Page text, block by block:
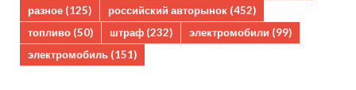
разное (125) российский авторынок (452)
топливо (50) штраф (232) электромобили (99)
электромобиль (151)